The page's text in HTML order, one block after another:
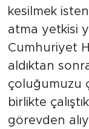
kesilmek
atma yetkisi
Cumhuriyet
aldıktan
çoluğumuzu
birlikte
görevden